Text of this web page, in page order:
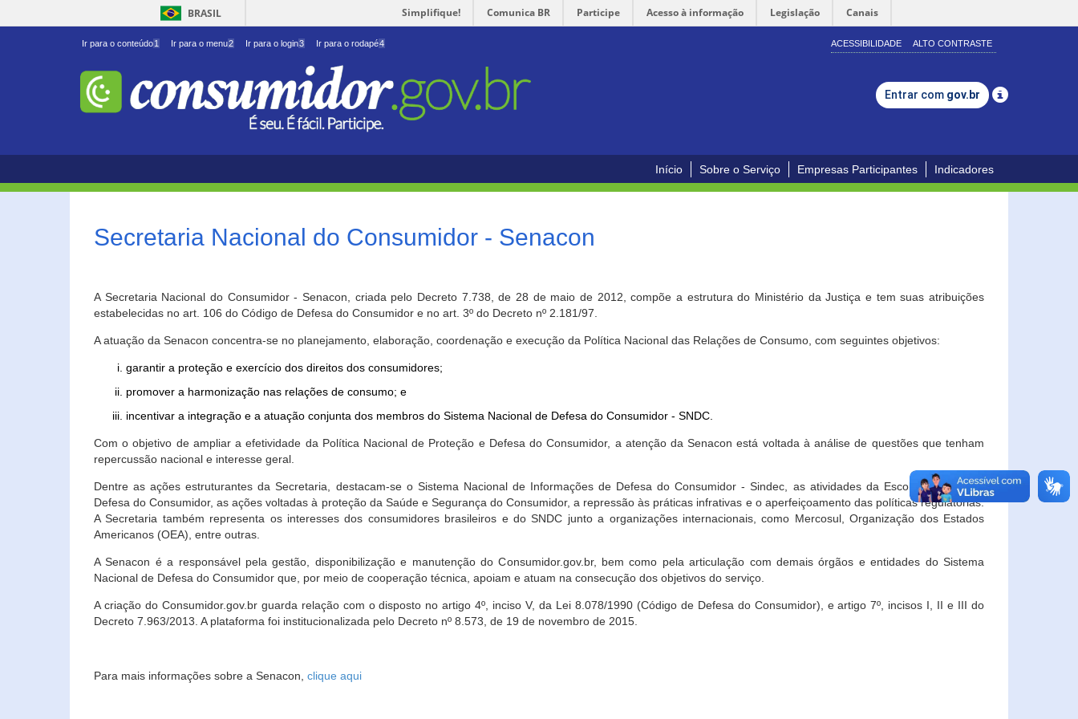
BRASIL Simplifique! Comunica BR Participe Acesso à informação Legislação Canais
Ir para o conteúdo1 Ir para o menu2 Ir para o login3 Ir para o rodapé4 ACESSIBILIDADE ALTO CONTRASTE
Entrar com gov.br
Início Sobre o Serviço Empresas Participantes Indicadores
Secretaria Nacional do Consumidor - Senacon
A Secretaria Nacional do Consumidor - Senacon, criada pelo Decreto 7.738, de 28 de maio de 2012, compõe a estrutura do Ministério da Justiça e tem suas atribuições
estabelecidas no art. 106 do Código de Defesa do Consumidor e no art. 3º do Decreto nº 2.181/97.
A atuação da Senacon concentra-se no planejamento, elaboração, coordenação e execução da Política Nacional das Relações de Consumo, com seguintes objetivos:
garantir a proteção e exercício dos direitos dos consumidores;
promover a harmonização nas relações de consumo; e
incentivar a integração e a atuação conjunta dos membros do Sistema Nacional de Defesa do Consumidor - SNDC.
Com o objetivo de ampliar a efetividade da Política Nacional de Proteção e Defesa do Consumidor, a atenção da Senacon está voltada à análise de questões que tenham
repercussão nacional e interesse geral.
Dentre as ações estruturantes da Secretaria, destacam-se o Sistema Nacional de Informações de Defesa do Consumidor - Sindec, as atividades da Escola Nacional de
Defesa do Consumidor, as ações voltadas à proteção da Saúde e Segurança do Consumidor, a repressão às práticas infrativas e o aperfeiçoamento das políticas regulatórias.
A Secretaria também representa os interesses dos consumidores brasileiros e do SNDC junto a organizações internacionais, como Mercosul, Organização dos Estados
Americanos (OEA), entre outras.
A Senacon é a responsável pela gestão, disponibilização e manutenção do Consumidor.gov.br, bem como pela articulação com demais órgãos e entidades do Sistema
Nacional de Defesa do Consumidor que, por meio de cooperação técnica, apoiam e atuam na consecução dos objetivos do serviço.
A criação do Consumidor.gov.br guarda relação com o disposto no artigo 4º, inciso V, da Lei 8.078/1990 (Código de Defesa do Consumidor), e artigo 7º, incisos I, II e III do
Decreto 7.963/2013. A plataforma foi institucionalizada pelo Decreto nº 8.573, de 19 de novembro de 2015.
Para mais informações sobre a Senacon, clique aqui